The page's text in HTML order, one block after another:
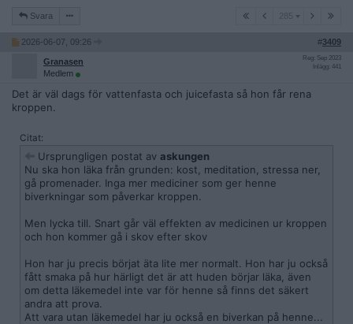
Svara 285 285
2026-06-07, 09:26 #3409
Granasen
Medlem
Reg: Sep 2023
Inlägg: 441
Det är väl dags för vattenfasta och juicefasta så hon får rena
kroppen.
Citat:
Ursprungligen postat av askungen
Nu ska hon läka från grunden: kost, meditation, stressa ner,
gå promenader. Inga mer mediciner som ger henne
biverkningar som påverkar kroppen.
Men lycka till. Snart går väl effekten av medicinen ur kroppen
och hon kommer gå i skov efter skov
Hon har ju precis börjat äta lite mer normalt. Hon har ju också
fått smaka på hur härligt det är att huden börjar läka, även
om detta läkemedel inte var för henne så finns det säkert
andra att prova.
Att vara utan läkemedel har ju också en biverkan på henne...